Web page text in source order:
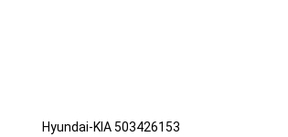
Hyundai-KIA 503426153